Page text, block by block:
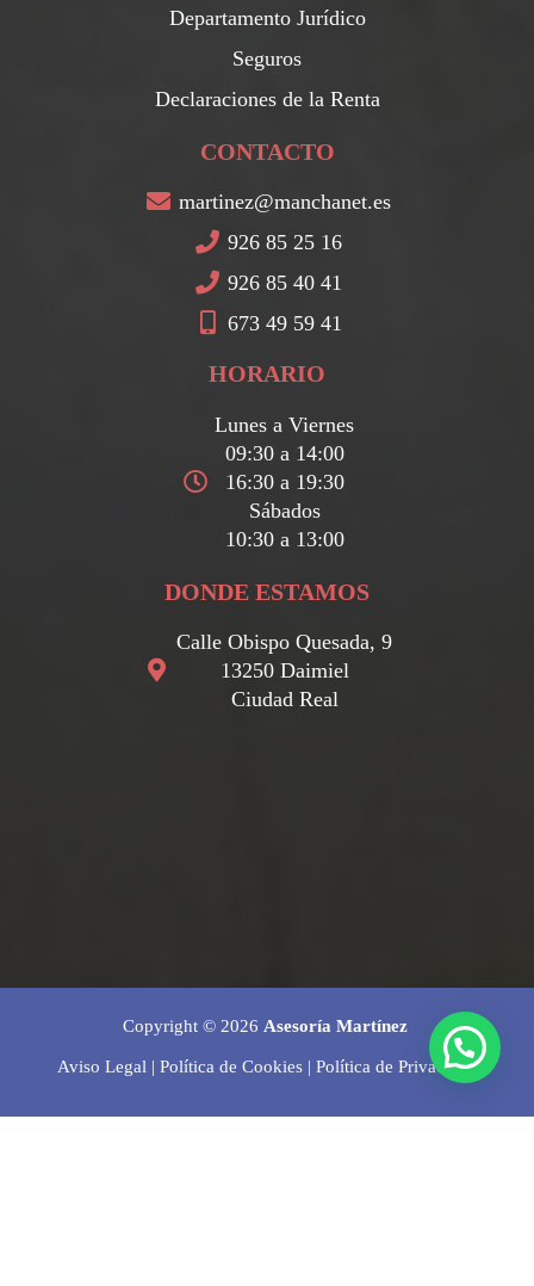
Departamento Jurídico
Seguros
Declaraciones de la Renta
CONTACTO
martinez@manchanet.es
926 85 25 16
926 85 40 41
673 49 59 41
HORARIO
Lunes a Viernes
09:30 a 14:00
16:30 a 19:30
Sábados
10:30 a 13:00
DONDE ESTAMOS
Calle Obispo Quesada, 9
13250 Daimiel
Ciudad Real
Copyright © 2026 Asesoría Martínez
Aviso Legal | Política de Cookies | Política de Privacidad